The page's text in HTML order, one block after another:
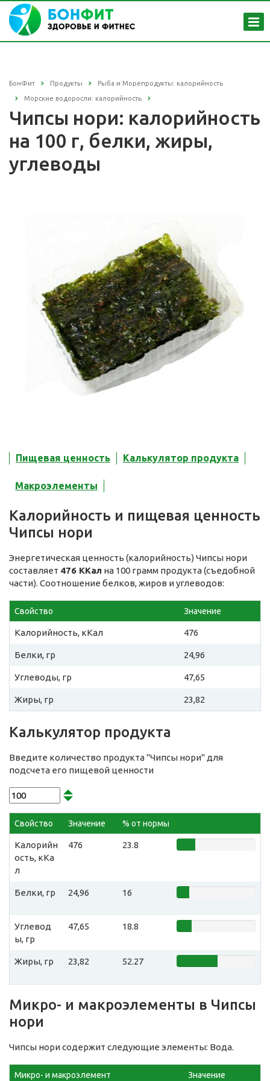
БонФит Продукты Рыба и Морепродукты: калорийность
Морские водоросли: калорийность
Чипсы нори: калорийность
на 100 г, белки, жиры,
углеводы
Пищевая ценность Калькулятор продукта
Макроэлементы
Калорийность и пищевая ценность
Чипсы нори
Энергетическая ценность (калорийность) Чипсы нори
составляет 476 ККал на 100 грамм продукта (съедобной
части). Соотношение белков, жиров и углеводов:
Свойство Значение
Калорийность, кКал 476
Белки, гр 24,96
Углеводы, гр 47,65
Жиры, гр 23,82
Калькулятор продукта
Введите количество продукта "Чипсы нори" для
подсчета его пищевой ценности
Свойство Значение % от нормы
Калорийн
ость, кКа
л
476 23.8
Белки, гр 24,96 16
Углевод
ы, гр
47,65 18.8
Жиры, гр 23,82 52.27
Микро- и макроэлементы в Чипсы
нори
Чипсы нори содержит следующие элементы: Вода.
Микро- и макроэлемент Значение